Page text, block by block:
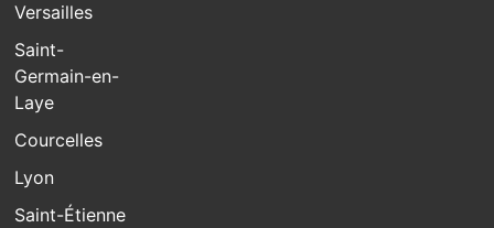
Versailles
Saint-
Germain-en-
Laye
Courcelles
Lyon
Saint-Étienne